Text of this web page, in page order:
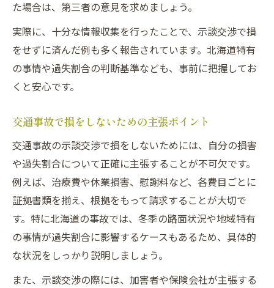
た場合は、第三者の意見を求めましょう。
実際に、十分な情報収集を行ったことで、示談交渉で損
をせずに済んだ例も多く報告されています。北海道特有
の事情や過失割合の判断基準なども、事前に把握してお
くと安心です。
交通事故で損をしないための主張ポイント
交通事故の示談交渉で損をしないためには、自分の損害
や過失割合について正確に主張することが不可欠です。
例えば、治療費や休業損害、慰謝料など、各費目ごとに
証拠書類を揃え、根拠をもって請求することが大切で
す。特に北海道の事故では、冬季の路面状況や地域特有
の事情が過失割合に影響するケースもあるため、具体的
な状況をしっかり説明しましょう。
また、示談交渉の際には、加害者や保険会社が主張する